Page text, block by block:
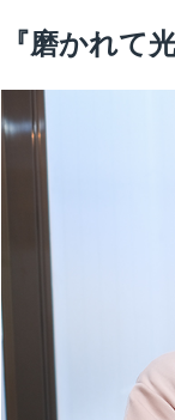
『磨かれて